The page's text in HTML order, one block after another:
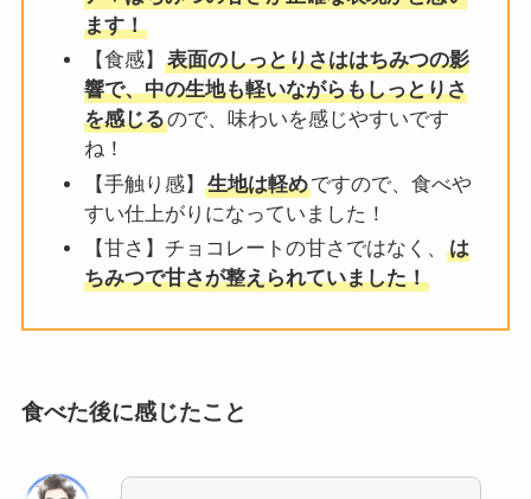
ます！
【食感】
表面のしっとりさははちみつの影
響で、中の生地も軽いながらもしっとりさ
を感じるので、味わいを感じやすいです
ね！
【手触り感】
生地は軽めですので、食べや
すい仕上がりになっていました！
【甘さ】チョコレートの甘さではなく、
は
ちみつで甘さが整えられていました！
食べた後に感じたこと